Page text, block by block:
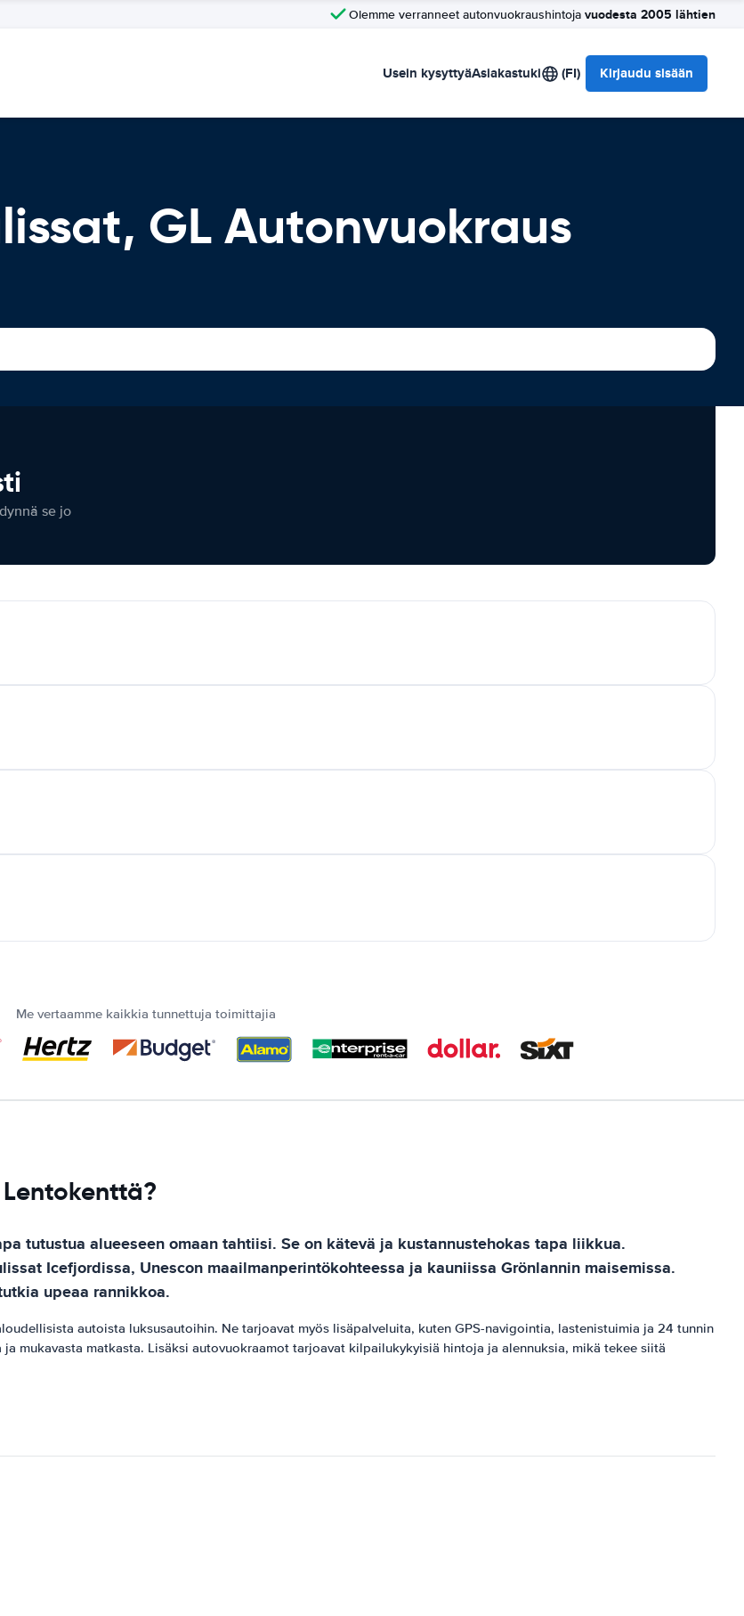
Olemme verranneet autonvuokraushintoja vuodesta 2005 lähtien
Usein kysyttyäAsiakastuki (FI) Kirjaudu sisään
GL Autonvuokraus
se jo
Me vertaamme kaikkia tunnettuja toimittajia
tutustua alueeseen omaan tahtiisi. Se on kätevä ja kustannustehokas tapa liikkua.
Icefjordissa, Unescon maailmanperintökohteessa ja kauniissa Grönlannin maisemissa.
upeaa rannikkoa.
autoista luksusautoihin. Ne tarjoavat myös lisäpalveluita, kuten GPS-navigointia, lastenistuimia ja 24 tunnin
mukavasta matkasta. Lisäksi autovuokraamot tarjoavat kilpailukykyisiä hintoja ja alennuksia, mikä tekee siitä